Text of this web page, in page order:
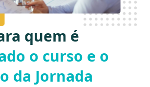
quem é
o curso e o
da Jornada